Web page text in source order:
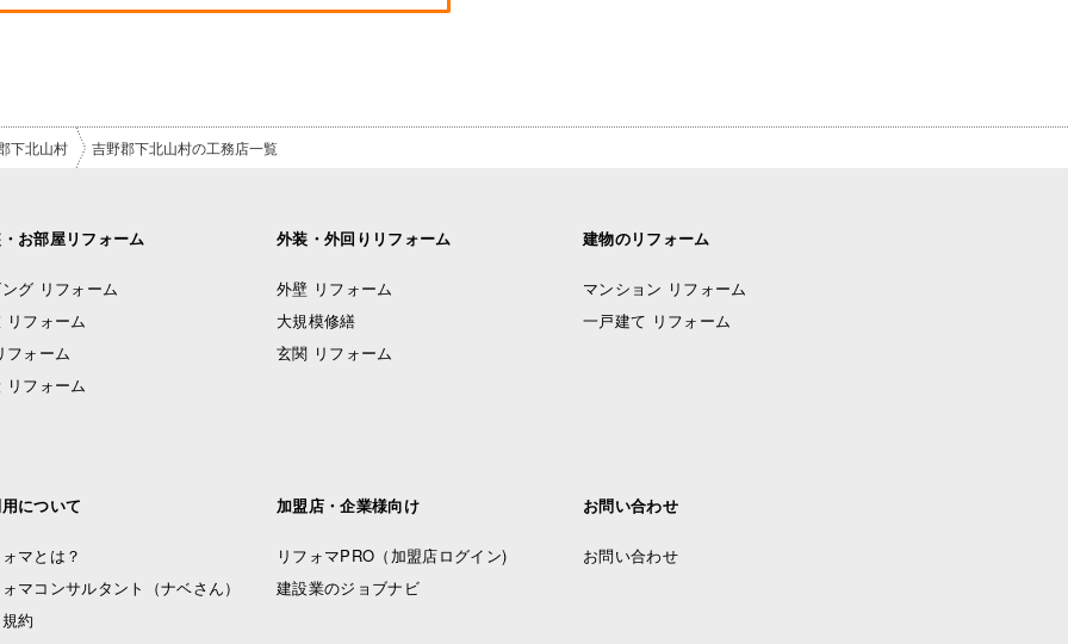
下北山村 吉野郡下北山村の工務店一覧
お部屋リフォーム
グ リフォーム
リフォーム
フォーム
リフォーム
外装・外回りリフォーム
外壁 リフォーム
大規模修繕
玄関 リフォーム
建物のリフォーム
マンション リフォーム
一戸建て リフォーム
について
マとは？
マコンサルタント（ナベさん）
約
加盟店・企業様向け
リフォマPRO （加盟店ログイン)
建設業のジョブナビ
お問い合わせ
お問い合わせ